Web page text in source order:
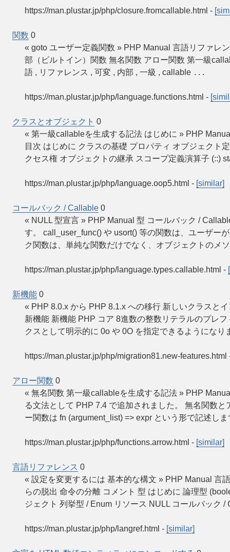
https://man.plustar.jp/php/closure.fromcallable.html -
関数 0
« goto ユーザー定義関数 » PHP Manual 言語リファレ
部（ビルトイン）関数 無名関数 アロー関数 第一級
語 , リファレンス , 可変 , 内部 , 一級 , callable ...
https://man.plustar.jp/php/language.functions.html -
クラスとオブジェクト 0
« 第一級callableを生成する記法 はじめに » PHP
目次 はじめに クラスの基礎 プロパティ オブジェクト
クセス権 オブジェクトの継承 スコープ定義演算子 (::)
https://man.plustar.jp/php/language.oop5.html - [similar]
コールバック / Callable 0
« NULL 型宣言 » PHP Manual 型 コールバック /
す。 call_user_func() や usort() 等の関数は、ユーザー
ク関数は、単純な関数だけでなく、オブジェクトのメ
https://man.plustar.jp/php/language.types.callable.html -
新機能 0
« PHP 8.0.x から PHP 8.1.x への移行 新しいクラスと
新機能 新機能 PHP コア 8進数の整数リテラルのプレ
クスとして明示的に 0o や 0O を指定できるようになり
https://man.plustar.jp/php/migration81.new-features.html
アロー関数 0
« 無名関数 第一級callableを生成する記法 » PHP
る文法として PHP 7.4 で追加されました。 無名関数
ー関数は fn (argument_list) => expr という形で記述し
https://man.plustar.jp/php/functions.arrow.html - [similar]
言語リファレンス 0
« 設定を変更するには 基本的な構文 » PHP Manual 言
らの脱出 命令の分離 コメント 型 はじめに 論理型
ジェクト 列挙型 / Enum リソース NULL コールバック
https://man.plustar.jp/php/langref.html - [similar]